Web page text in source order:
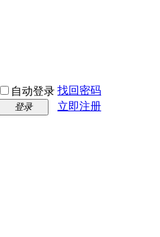
自动登录 找回密码
登录
立即注册